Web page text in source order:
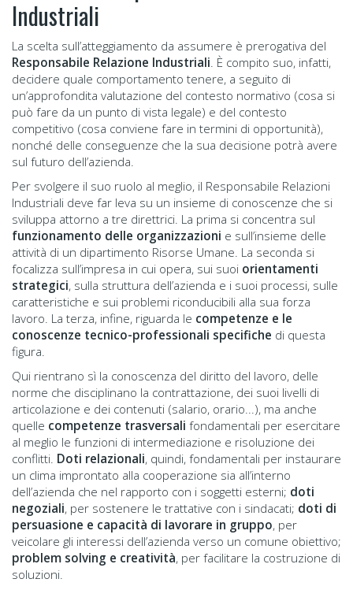
Industriali
La scelta sull’atteggiamento da assumere è prerogativa del
Responsabile Relazione Industriali. È compito suo, infatti,
decidere quale comportamento tenere, a seguito di
un’approfondita valutazione del contesto normativo (cosa si
può fare da un punto di vista legale) e del contesto
competitivo (cosa conviene fare in termini di opportunità),
nonché delle conseguenze che la sua decisione potrà avere
sul futuro dell’azienda.
Per svolgere il suo ruolo al meglio, il Responsabile Relazioni
Industriali deve far leva su un insieme di conoscenze che si
sviluppa attorno a tre direttrici. La prima si concentra sul
funzionamento delle organizzazioni e sull’insieme delle
attività di un dipartimento Risorse Umane. La seconda si
focalizza sull’impresa in cui opera, sui suoi orientamenti
strategici, sulla struttura dell’azienda e i suoi processi, sulle
caratteristiche e sui problemi riconducibili alla sua forza
lavoro. La terza, infine, riguarda le competenze e le
conoscenze tecnico-professionali specifiche di questa
figura.
Qui rientrano sì la conoscenza del diritto del lavoro, delle
norme che disciplinano la contrattazione, dei suoi livelli di
articolazione e dei contenuti (salario, orario...), ma anche
quelle competenze trasversali fondamentali per esercitare
al meglio le funzioni di intermediazione e risoluzione dei
conflitti. Doti relazionali, quindi, fondamentali per instaurare
un clima improntato alla cooperazione sia all’interno
dell’azienda che nel rapporto con i soggetti esterni; doti
negoziali, per sostenere le trattative con i sindacati; doti di
persuasione e capacità di lavorare in gruppo, per
veicolare gli interessi dell’azienda verso un comune obiettivo;
problem solving e creatività, per facilitare la costruzione di
soluzioni.